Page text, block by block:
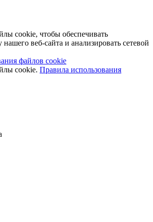
cookie, чтобы обеспечивать
веб-сайта и анализировать сетевой
файлов cookie
cookie. Правила использования